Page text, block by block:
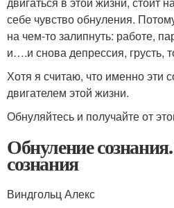
себе чувство обнуления.
на чем-то залипнуть: работе,
и….и снова депрессия, грусть,
Хотя я считаю, что именно эти
двигателем этой жизни.
Обнуляйтесь и получайте от
Обнуление
сознания
Виндгольц Алекс